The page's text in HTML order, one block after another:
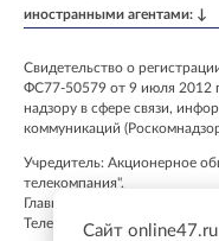
иностранными агентами: ↓
Свидетельство о
ФС77-50579 от 9 июля 2012
надзору в сфере связи,
коммуникаций
Учредитель: Акционерное
телекомпания".
Главный редактор:
Телефон: +7 (812) 640-6114
Сайт